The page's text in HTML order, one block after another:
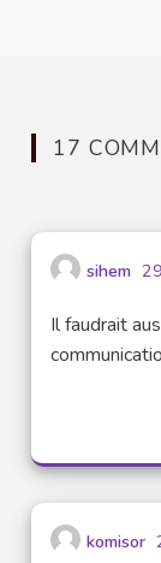
17
sihem
Il faudrait
komisor